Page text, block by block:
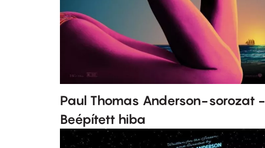
Paul Thomas Anderson-sorozat -
Beépített hiba